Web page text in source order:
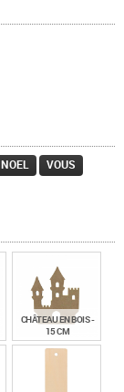
NOEL
VOUS
CHÂTEAU EN BOIS -
15 CM